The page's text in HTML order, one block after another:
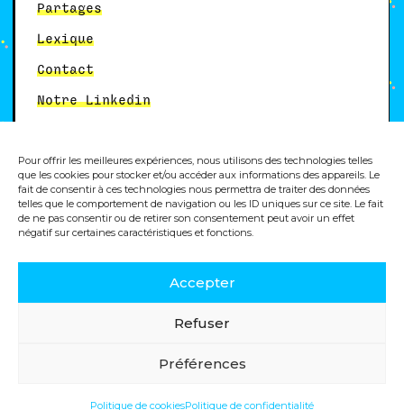
Pour offrir les meilleures expériences, nous utilisons des technologies telles
que les cookies pour stocker et/ou accéder aux informations des appareils. Le
fait de consentir à ces technologies nous permettra de traiter des données
telles que le comportement de navigation ou les ID uniques sur ce site. Le fait
de ne pas consentir ou de retirer son consentement peut avoir un effet
négatif sur certaines caractéristiques et fonctions.
Accepter
Refuser
Préférences
Politique de cookiesPolitique de confidentialité
Partages
Lexique
Contact
Notre Linkedin
Autres services
Formation analytics
© 2025, Dity, agence digitale
Politique de cookies
Politique de confidentialité